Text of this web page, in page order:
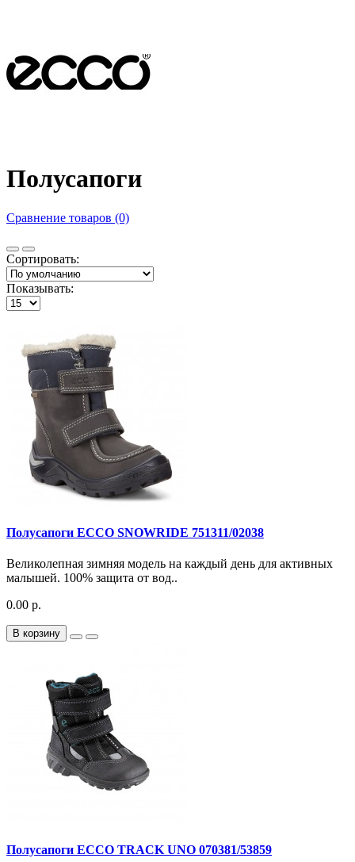
Полусапоги
Сравнение товаров (0)
Сортировать:
Показывать:
Полусапоги ECCO SNOWRIDE 751311/02038
Великолепная зимняя модель на каждый день для активных
малышей. 100% защита от вод..
0.00 р.
В корзину
Полусапоги ECCO TRACK UNO 070381/53859